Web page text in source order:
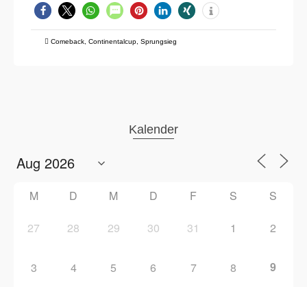
Comeback Continentalcup Sprungsieg
Kalender
M D M D F S S
27 28 29 30 31 1 2
3 4 5 6 7 8 9